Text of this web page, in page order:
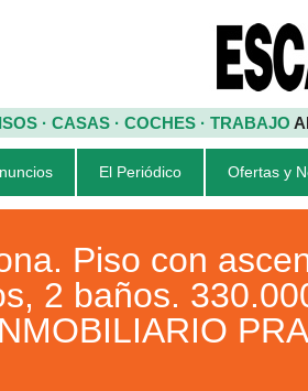
· CASAS · COCHES · TRABAJO
El Periódico Ofertas y
Piso con
2 baños.